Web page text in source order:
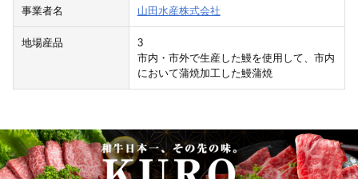
事業者名 山田水産株式会社
地場産品
3
市内・市外で生産した鰻を使用して、市内
において蒲焼加工した鰻蒲焼